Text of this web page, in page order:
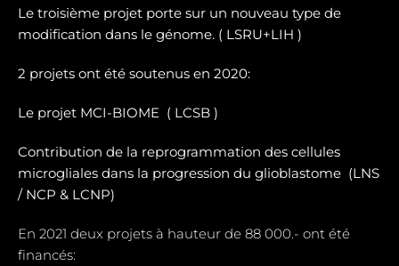
Le troisième projet porte sur un nouveau type de
modification dans le génome. ( LSRU+LIH )
2 projets ont été soutenus en 2020:
Le projet MCI-BIOME ( LCSB )
Contribution de la reprogrammation des cellules
microgliales dans la progression du glioblastome (LNS
/ NCP & LCNP)
En 2021 deux projets à hauteur de 88 000.- ont été
financés: